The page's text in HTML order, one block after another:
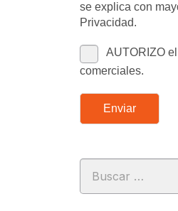
se explica con
Privacidad.
AUTORIZO
comerciales.
Enviar
Buscar: